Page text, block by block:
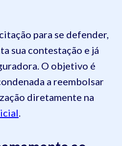
para se defender,
sua contestação e já
O objetivo é
a reembolsar
diretamente na
.